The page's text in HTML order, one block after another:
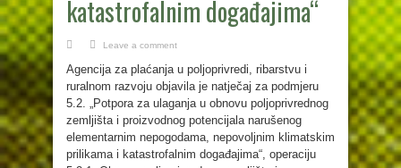
katastrofalnim događajima“
Leave a comment
Agencija za plaćanja u poljoprivredi, ribarstvu i
ruralnom razvoju objavila je natječaj za podmjeru
5.2. „Potpora za ulaganja u obnovu poljoprivrednog
zemljišta i proizvodnog potencijala narušenog
elementarnim nepogodama, nepovoljnim klimatskim
prilikama i katastrofalnim događajima“, operaciju